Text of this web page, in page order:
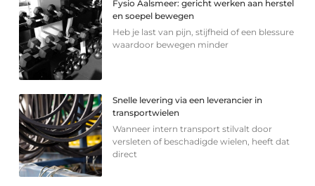
Fysio Aalsmeer: gericht werken aan herstel
en soepel bewegen
Heb je last van pijn, stijfheid of een blessure
waardoor bewegen minder
Snelle levering via een leverancier in
transportwielen
Wanneer intern transport stilvalt door
versleten of beschadigde wielen, heeft dat
direct